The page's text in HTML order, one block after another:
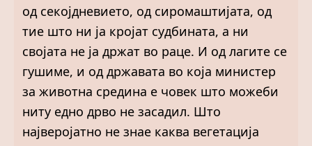
од секојдневието, од сиромаштијата, од
тие што ни ја кројат судбината, а ни
својата не ја држат во раце. И од лагите се
гушиме, и од државата во која министер
за животна средина е човек што можеби
ниту едно дрво не засадил. Што
најверојатно не знае каква вегетација